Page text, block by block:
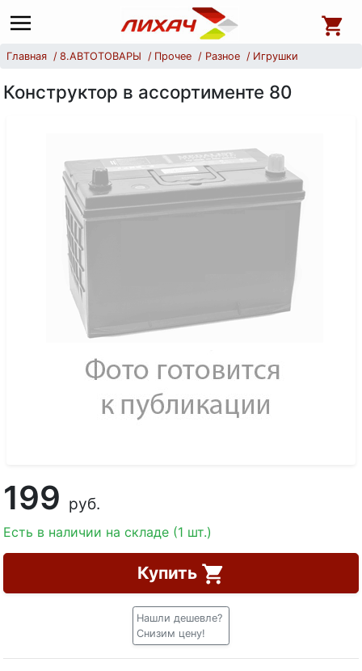
Главная 8.АВТОТОВАРЫ Прочее Разное Игрушки
Конструктор в ассортименте 80
199 руб.
Есть в наличии на складе (1 шт.)
Купить
Нашли дешевле?
Снизим цену!